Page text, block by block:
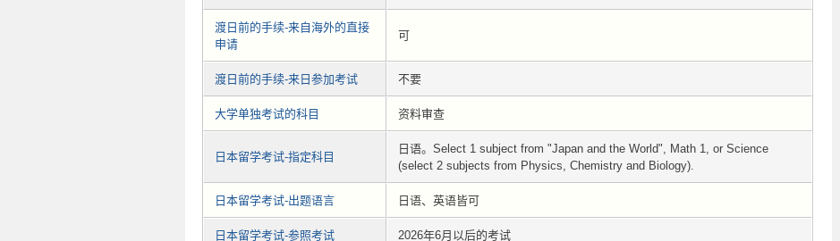
渡日前的手续-来自海外的直接
申请
可
渡日前的手续-来日参加考试 不要
大学单独考试的科目 资料审查
日本留学考试-指定科目
日语。Select 1 subject from "Japan and the World", Math 1, or Science
(select 2 subjects from Physics, Chemistry and Biology).
日本留学考试-出题语言 日语、英语皆可
日本留学考试-参照考试 2026年6月以后的考试